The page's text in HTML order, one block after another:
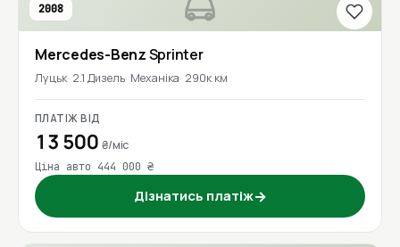
2008
Mercedes-BenzSprinter
Луцьк 2.1 Дизель Механіка 290к км
ПЛАТІЖ ВІД
13 500 ₴/міс
Ціна авто 444 000 ₴
Дізнатись платіж→